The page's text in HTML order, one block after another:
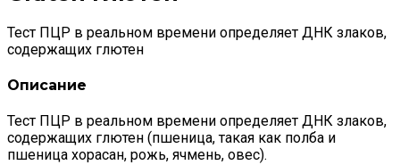
Тест ПЦР в реальном времени определяет ДНК злаков,
содержащих глютен
Описание
Тест ПЦР в реальном времени определяет ДНК злаков,
содержащих глютен (пшеница, такая как полба и
пшеница хорасан, рожь, ячмень, овес).